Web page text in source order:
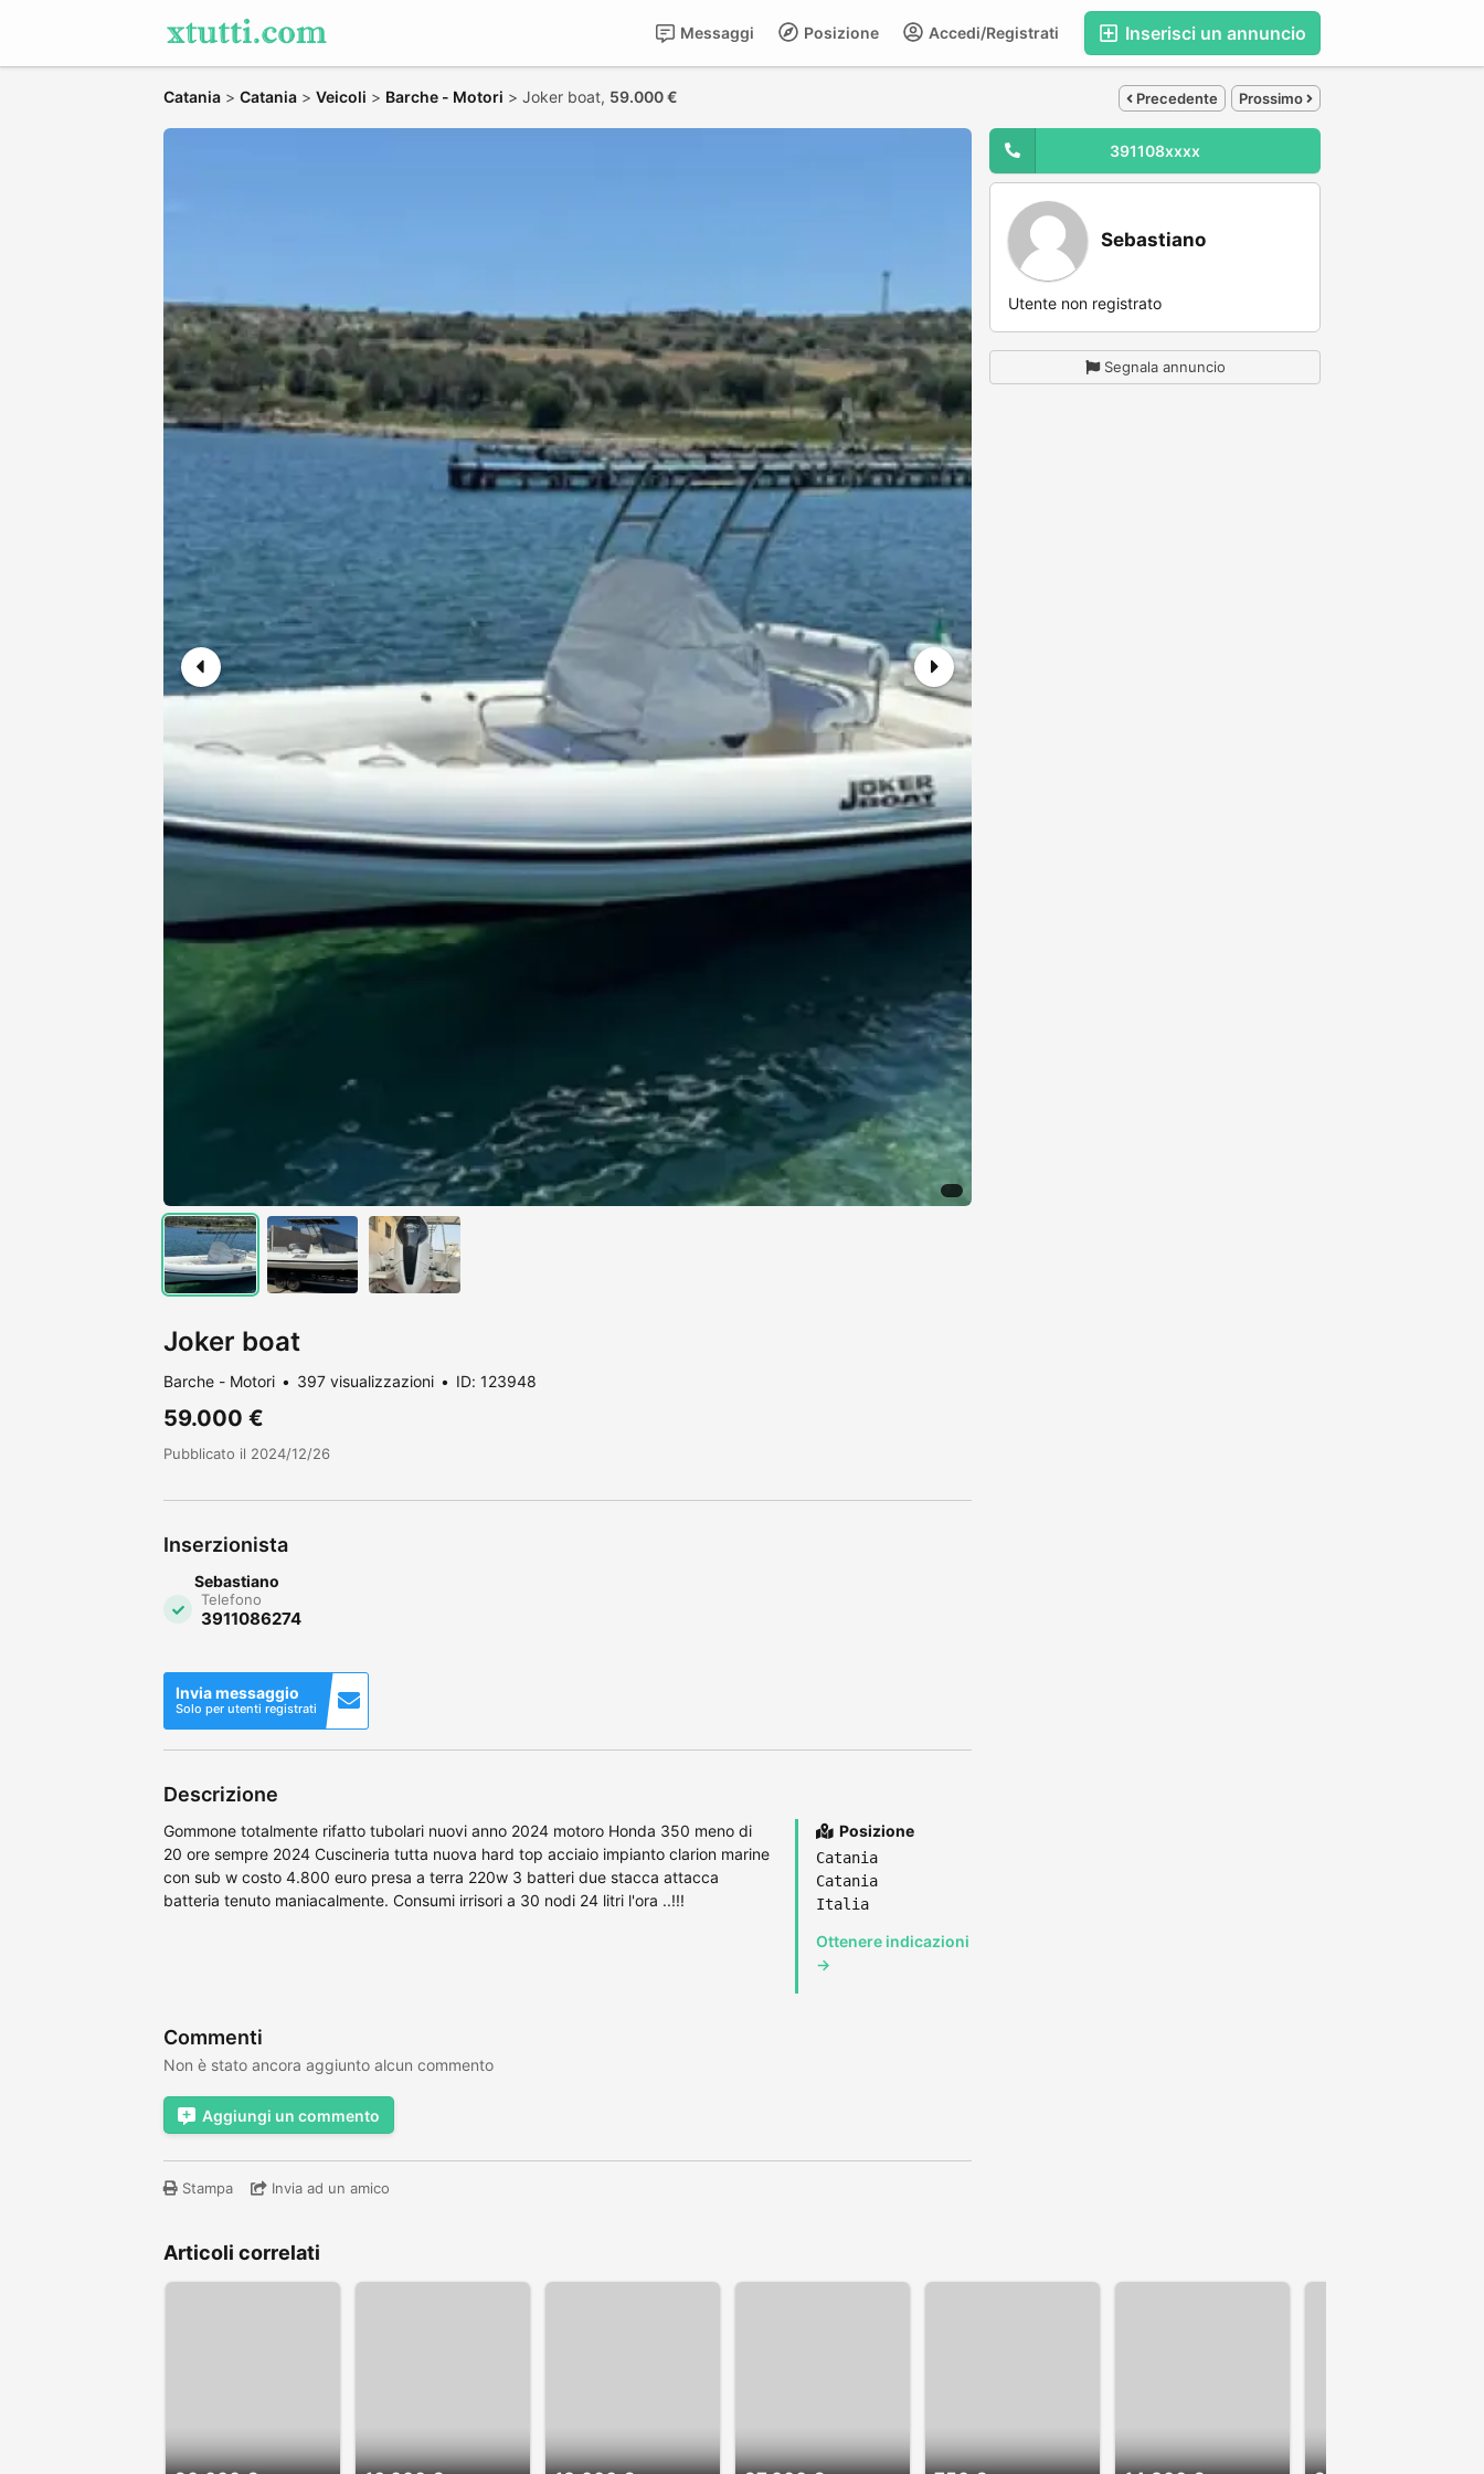
Inserisci un annuncio
Accedi/Registrati
Posizione
Messaggi
Catania > Catania > Veicoli > Barche - Motori > Joker boat, 59.000 € Precedente Prossimo
Joker boat
Barche - Motori 397 visualizzazioni ID: 123948
59.000 €
Pubblicato il 2024/12/26
Inserzionista
Sebastiano
Telefono
3911086274
Invia messaggio
Solo per utenti registrati
Descrizione
Gommone totalmente rifatto tubolari nuovi anno 2024 motoro Honda 350 meno di
20 ore sempre 2024 Cuscineria tutta nuova hard top acciaio impianto clarion marine
con sub w costo 4.800 euro presa a terra 220w 3 batteri due stacca attacca
batteria tenuto maniacalmente. Consumi irrisori a 30 nodi 24 litri l'ora ..!!!
Posizione
Catania
Catania
Italia
Ottenere indicazioni
→
Commenti
Non è stato ancora aggiunto alcun commento
Aggiungi un commento
Stampa Invia ad un amico
391108xxxx
Sebastiano
Utente non registrato
Segnala annuncio
Articoli correlati